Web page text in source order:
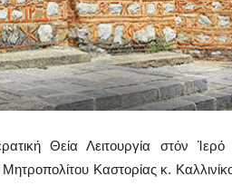
Θεία Λειτουργία στόν
Καστορίας κ.